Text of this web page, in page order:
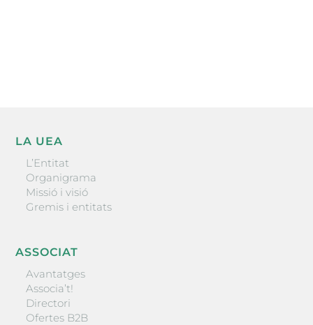
LA UEA
L’Entitat
Organigrama
Missió i visió
Gremis i entitats
ASSOCIAT
Avantatges
Associa’t!
Directori
Ofertes B2B